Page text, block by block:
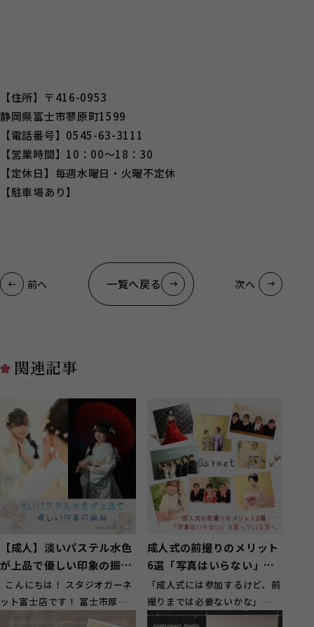
【住所】〒416-0953
静岡県富士市蓼原町1599
【電話番号】0545-63-3111
【営業時間】10：00～18：30
【定休日】毎週水曜日・火曜不定休
【駐車場あり】
前へ 一覧へ戻る 次へ
関連記事
【成人】淡いパステル水色
が上品で優しい印象の振袖
【富士市厚原】
こんにちは！ スタジオガーネ
ット富士店です！ 富士市厚原
にお住いのお客様にもご来店頂
成人式の前撮りのメリット
6選「写真はいらない」と
思っている方へ
「成人式には参加するけど、前
撮りまでは必要ないかな」
「アルバムを見返すこともない